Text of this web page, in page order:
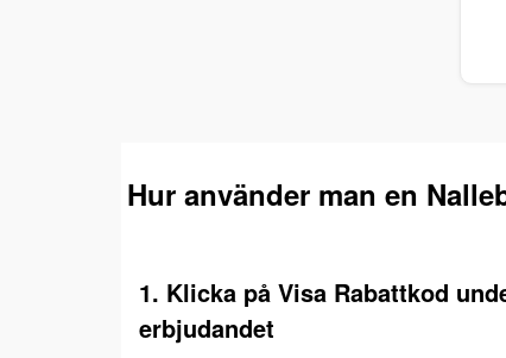
Hur använder man en
1. Klicka på Visa Rabattkod
erbjudandet